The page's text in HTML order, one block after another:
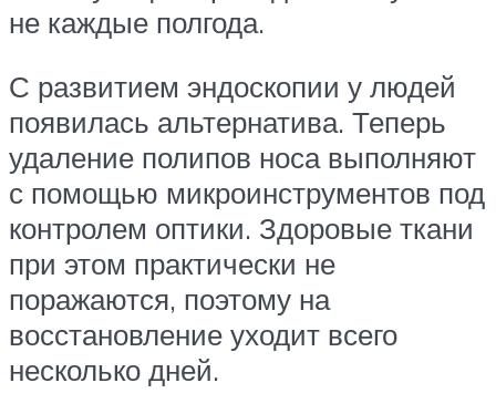
не каждые полгода.
С развитием эндоскопии у людей
появилась альтернатива. Теперь
удаление полипов носа выполняют
с помощью микроинструментов под
контролем оптики. Здоровые ткани
при этом практически не
поражаются, поэтому на
восстановление уходит всего
несколько дней.